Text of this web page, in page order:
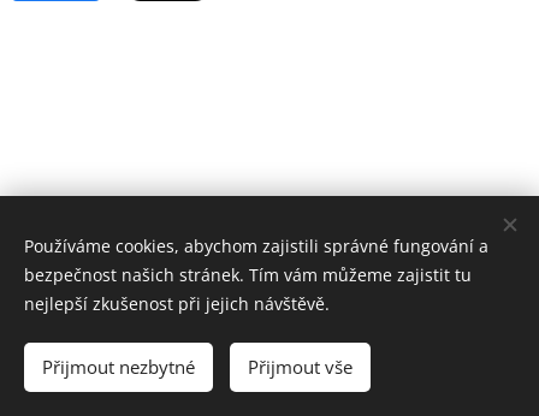
Základní škola, Jičín, Poděbradova 18
Všechna práva vyhrazena.
Vytvořeno službou Webnode
Používáme cookies, abychom zajistili správné fungování a
bezpečnost našich stránek. Tím vám můžeme zajistit tu
nejlepší zkušenost při jejich návštěvě.
Přijmout nezbytné Přijmout vše